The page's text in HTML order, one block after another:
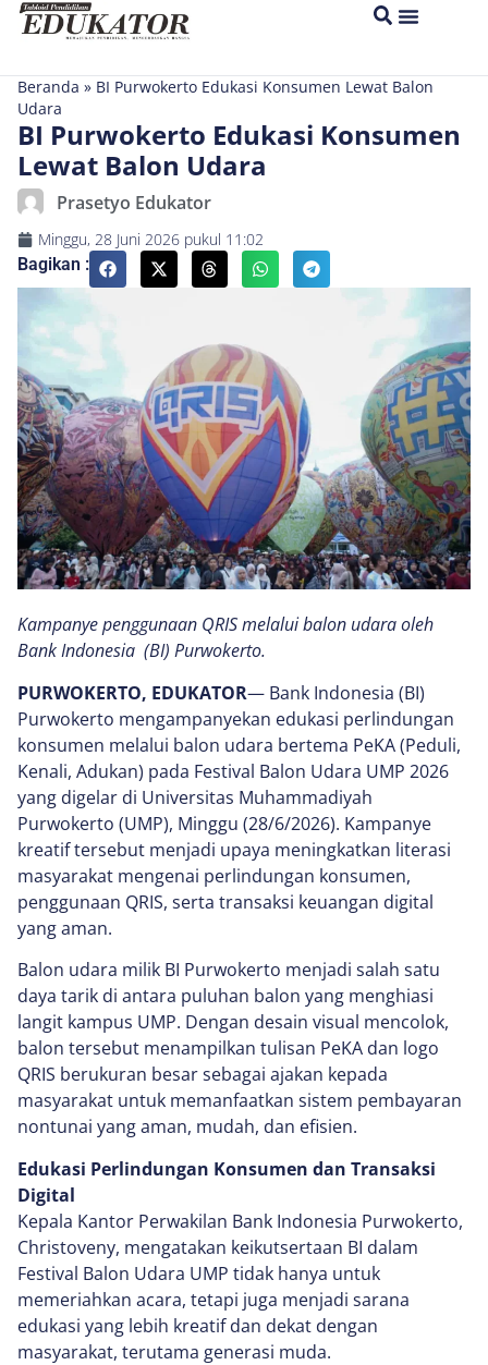
Beranda » BI Purwokerto Edukasi Konsumen Lewat Balon
Udara
BI Purwokerto Edukasi Konsumen
Lewat Balon Udara
Prasetyo Edukator
Minggu, 28 Juni 2026 pukul 11:02
Bagikan :
Kampanye penggunaan QRIS melalui balon udara oleh
Bank Indonesia (BI) Purwokerto.
PURWOKERTO, EDUKATOR— Bank Indonesia (BI)
Purwokerto mengampanyekan edukasi perlindungan
konsumen melalui balon udara bertema PeKA (Peduli,
Kenali, Adukan) pada Festival Balon Udara UMP 2026
yang digelar di Universitas Muhammadiyah
Purwokerto (UMP), Minggu (28/6/2026). Kampanye
kreatif tersebut menjadi upaya meningkatkan literasi
masyarakat mengenai perlindungan konsumen,
penggunaan QRIS, serta transaksi keuangan digital
yang aman.
Balon udara milik BI Purwokerto menjadi salah satu
daya tarik di antara puluhan balon yang menghiasi
langit kampus UMP. Dengan desain visual mencolok,
balon tersebut menampilkan tulisan PeKA dan logo
QRIS berukuran besar sebagai ajakan kepada
masyarakat untuk memanfaatkan sistem pembayaran
nontunai yang aman, mudah, dan efisien.
Edukasi Perlindungan Konsumen dan Transaksi
Digital
Kepala Kantor Perwakilan Bank Indonesia Purwokerto,
Christoveny, mengatakan keikutsertaan BI dalam
Festival Balon Udara UMP tidak hanya untuk
memeriahkan acara, tetapi juga menjadi sarana
edukasi yang lebih kreatif dan dekat dengan
masyarakat, terutama generasi muda.